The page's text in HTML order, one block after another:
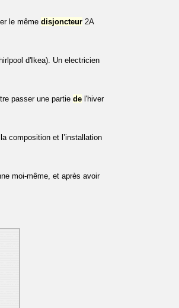
le même disjoncteur 2A
d'Ikea). Un electricien
passer une partie de l'hiver
composition et l’installation
moi-même, et après avoir